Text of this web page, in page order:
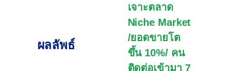
ผลลัพธ์
เจาะตลาด
Niche Market
/ยอดขายโต
ขึ้น 10%/ คน
ติดต่อเข้ามา 7